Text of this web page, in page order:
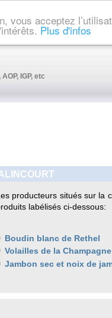
vous acceptez
Plus d'infos
IGP, etc
producteurs situés sur la
labélisés ci-dessous:
Boudin blanc de Rethel
Volailles de la Champagne
Jambon sec et noix de